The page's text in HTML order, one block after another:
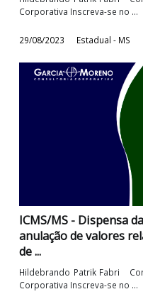
ICMS/MS -
NF-e
Hildebrando Patrik Fabri
Corporativa Inscreva-se no